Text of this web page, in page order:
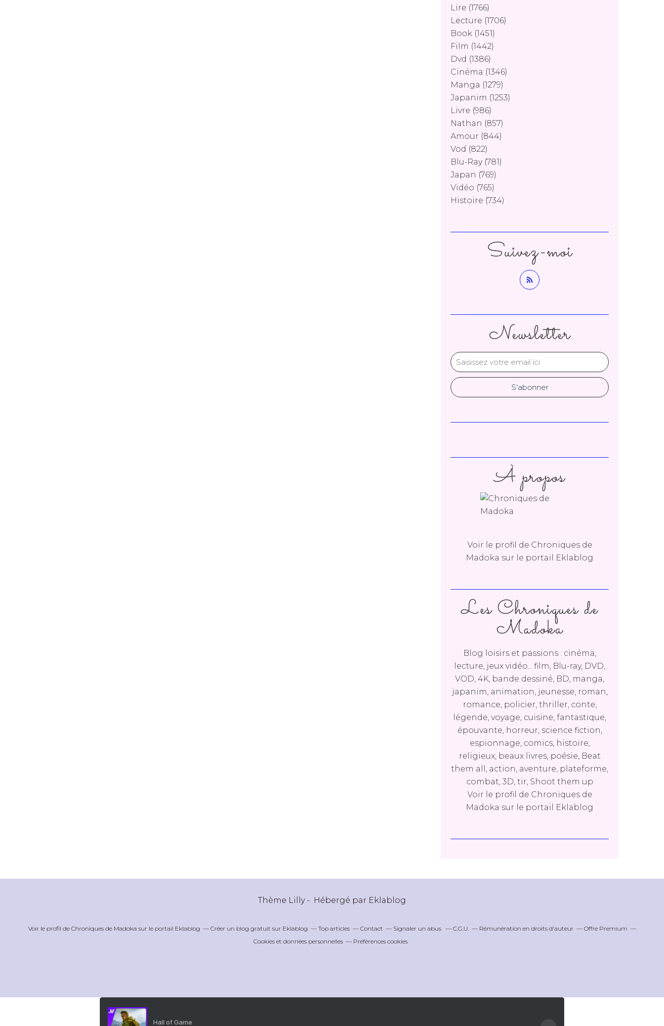
Newsletter
Lire (1766)
Lecture (1706)
Book (1451)
Film (1442)
Dvd (1386)
Cinéma (1346)
Manga (1279)
Japanim (1253)
Livre (986)
Nathan (857)
Amour (844)
Vod (822)
Blu-Ray(781)
Japan (769)
Vidéo (765)
Histoire (734)
Les Chroniques de
Madoka
Blog loisirs et passions : cinéma,
lecture, jeux vidéo... film, Blu-ray, DVD,
VOD, 4K, bande dessiné, BD, manga,
japanim, animation, jeunesse, roman,
romance, policier, thriller, conte,
légende, voyage, cuisine, fantastique,
épouvante, horreur, science fiction,
espionnage, comics, histoire,
religieux, beaux livres, poésie, Beat
them all, action, aventure, plateforme,
combat, 3D, tir, Shoot them up
Voir le profil de Chroniques de
Madoka sur le portail Eklablog
Suivez-moi
À propos
Voir le profil de Chroniques de
Madoka sur le portail Eklablog
Thème Lilly - Hébergé par Eklablog
Voir le profil de Chroniques de Madoka sur le portail Eklablog Créer un blog gratuit sur Eklablog Top articles Contact Signaler un abus C.G.U. Rémunération en droits d'auteur
Offre Premium
Cookies et données personnelles
Préférences cookies
Hall of Game